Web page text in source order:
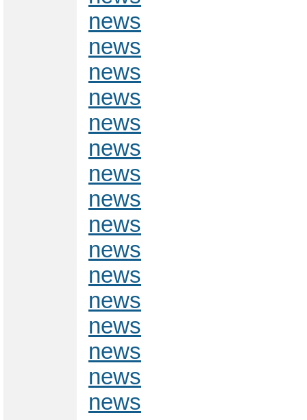
news
news
news
news
news
news
news
news
news
news
news
news
news
news
news
news